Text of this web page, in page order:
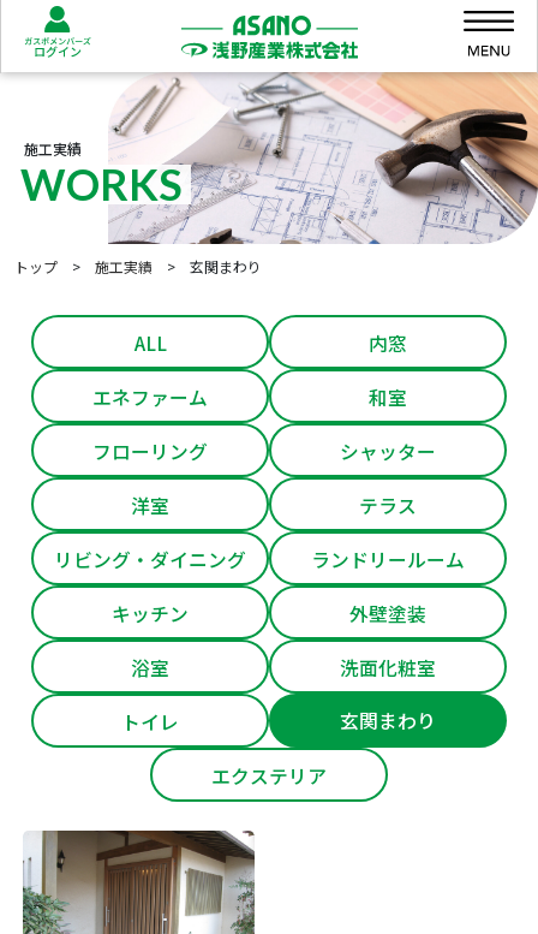
Skip to content
Skip to footer
施工実績
WORKS
トップ > 施工実績 > 玄関まわり
ALL
内窓
エネファーム
和室
フローリング
シャッター
洋室
テラス
リビング・ダイニング
ランドリールーム
キッチン
外壁塗装
浴室
洗面化粧室
トイレ
玄関まわり
エクステリア